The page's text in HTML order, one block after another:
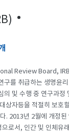
Review Board,
구를 취급하는 생명윤
의 및 수행 중 연구과정
상자등을 적절히 보호
. 2013년 2월에 개정된
로서, 인간 및 인체유